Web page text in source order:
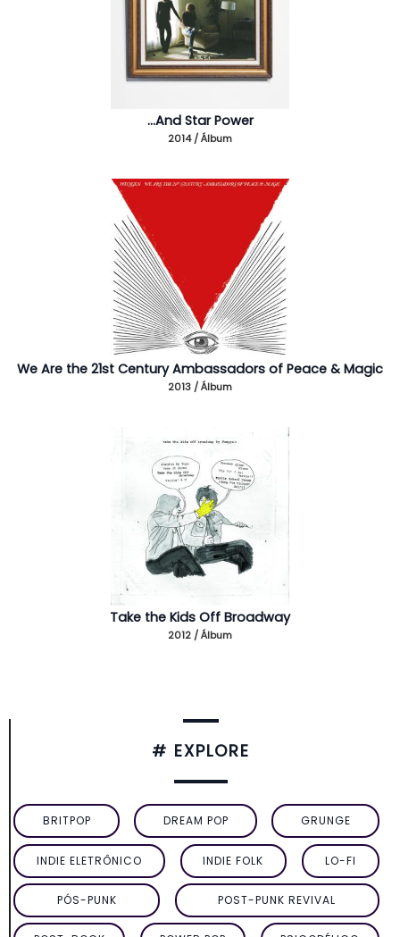
...And Star Power
2014 / Álbum
We Are the 21st Century Ambassadors of Peace & Magic
2013 / Álbum
Take the Kids Off Broadway
2012 / Álbum
# EXPLORE
BRITPOP DREAM POP GRUNGE
INDIE ELETRÔNICO INDIE FOLK LO-FI
PÓS-PUNK POST-PUNK REVIVAL